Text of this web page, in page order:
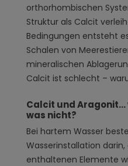
orthorhombischen
Struktur als Calcit
Bedingungen entsteht
Schalen von
mineralischen
Calcit ist schlecht –
Calcit und
was nicht?
Bei hartem Wasser
Wasserinstallation darin,
enthaltenen Elemente